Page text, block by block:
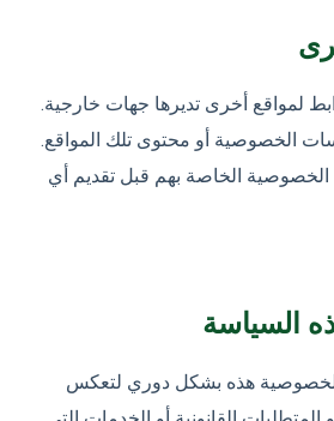
لمواقع أخرى تديرها جهات خارجية.
الخصوصية أو محتوى تلك المواقع.
الخاصة بهم قبل تقديم أي
السياسة
هذه بشكل دوري لتعكس